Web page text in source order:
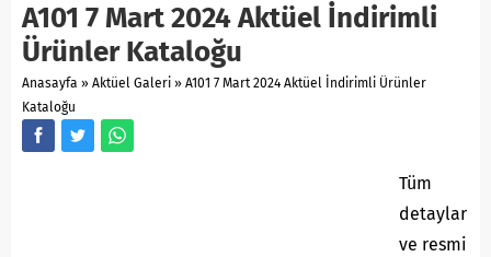
A101 7 Mart 2024 Aktüel İndirimli
Ürünler Kataloğu
Anasayfa » Aktüel Galeri » A101 7 Mart 2024 Aktüel İndirimli Ürünler
Kataloğu
Tüm
detaylar
ve resmi